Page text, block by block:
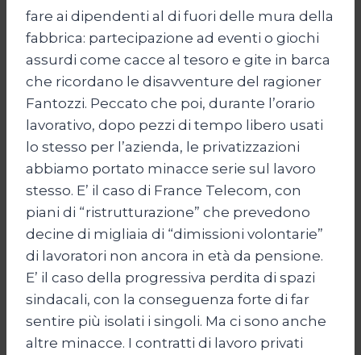
fare ai dipendenti al di fuori delle mura della
fabbrica: partecipazione ad eventi o giochi
assurdi come cacce al tesoro e gite in barca
che ricordano le disavventure del ragioner
Fantozzi. Peccato che poi, durante l’orario
lavorativo, dopo pezzi di tempo libero usati
lo stesso per l’azienda, le privatizzazioni
abbiamo portato minacce serie sul lavoro
stesso. E’ il caso di France Telecom, con
piani di “ristrutturazione” che prevedono
decine di migliaia di “dimissioni volontarie”
di lavoratori non ancora in età da pensione.
E’ il caso della progressiva perdita di spazi
sindacali, con la conseguenza forte di far
sentire più isolati i singoli. Ma ci sono anche
altre minacce. I contratti di lavoro privati